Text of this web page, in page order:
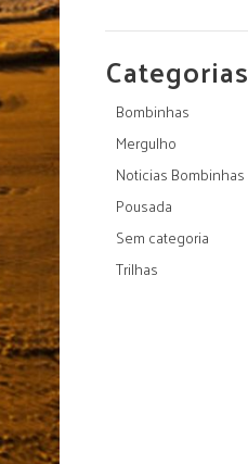
Categorias
Bombinhas
Mergulho
Noticias Bombinhas
Pousada
Sem categoria
Trilhas